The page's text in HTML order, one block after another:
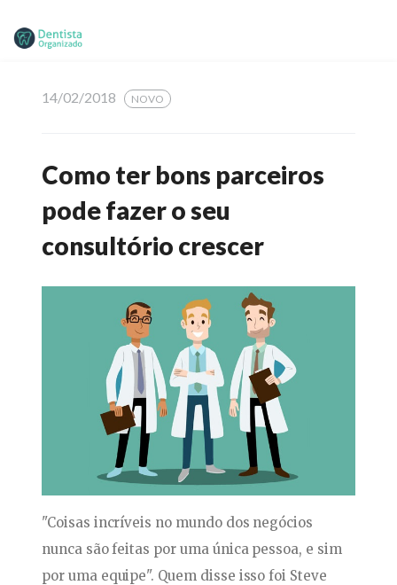
14/02/2018 NOVO
Como ter bons parceiros
pode fazer o seu
consultório crescer
"Coisas incríveis no mundo dos negócios
nunca são feitas por uma única pessoa, e sim
por uma equipe". Quem disse isso foi Steve